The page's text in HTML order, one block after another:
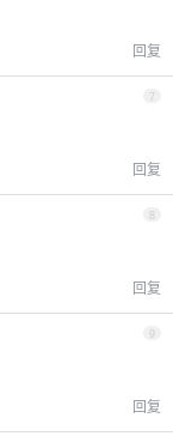
回复
7
回复
回复
9
回复